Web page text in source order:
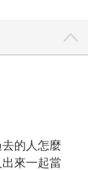
的人怎麼
來一起當